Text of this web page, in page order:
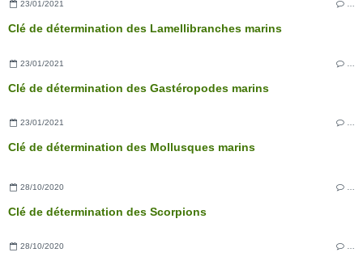
23/01/2021
Clé de détermination des Lamellibranches marins
23/01/2021
Clé de détermination des Gastéropodes marins
23/01/2021
Clé de détermination des Mollusques marins
28/10/2020
Clé de détermination des Scorpions
28/10/2020 …